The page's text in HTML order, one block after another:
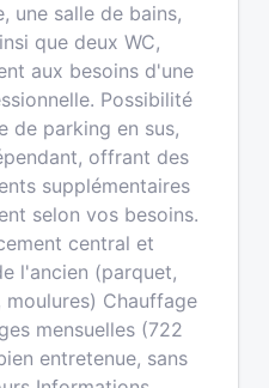
une salle de bains,
que deux WC,
aux besoins d'une
Possibilité
de parking en sus,
offrant des
supplémentaires
selon vos besoins.
central et
l'ancien (parquet,
Chauffage
mensuelles (722
entretenue, sans